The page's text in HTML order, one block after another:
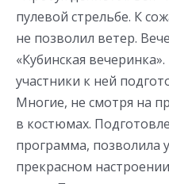
пулевой стрельбе. К
не позволил ветер.
«Кубинская
участники к ней
Многие, не смотря на
в костюмах.
программа, позволила
прекрасном